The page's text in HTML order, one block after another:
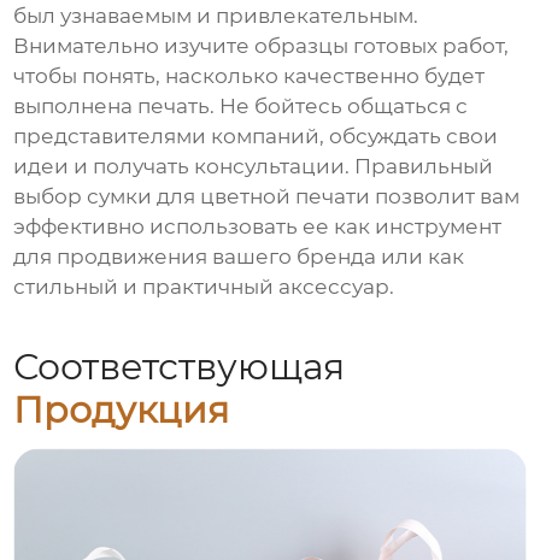
был узнаваемым и привлекательным.
Внимательно изучите образцы готовых работ,
чтобы понять, насколько качественно будет
выполнена печать. Не бойтесь общаться с
представителями компаний, обсуждать свои
идеи и получать консультации. Правильный
выбор сумки для цветной печати позволит вам
эффективно использовать ее как инструмент
для продвижения вашего бренда или как
стильный и практичный аксессуар.
Соответствующая
Продукция